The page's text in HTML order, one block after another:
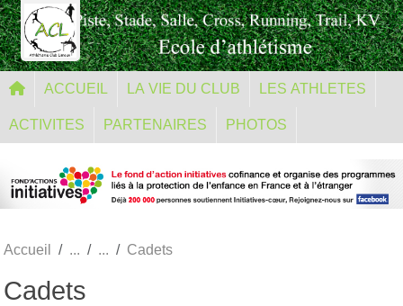
ACCUEIL LA VIE DU CLUB LES ATHLETES
ACTIVITES PARTENAIRES PHOTOS
Accueil Cadets
Cadets
Panneau de gestion des cookies